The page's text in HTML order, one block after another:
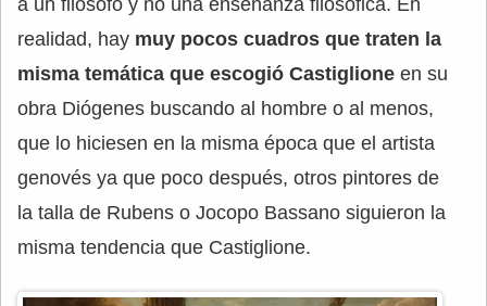
a un filósofo y no una enseñanza filosófica. En
realidad, hay muy pocos cuadros que traten la
misma temática que escogió Castiglione en su
obra Diógenes buscando al hombre o al menos,
que lo hiciesen en la misma época que el artista
genovés ya que poco después, otros pintores de
la talla de Rubens o Jocopo Bassano siguieron la
misma tendencia que Castiglione.